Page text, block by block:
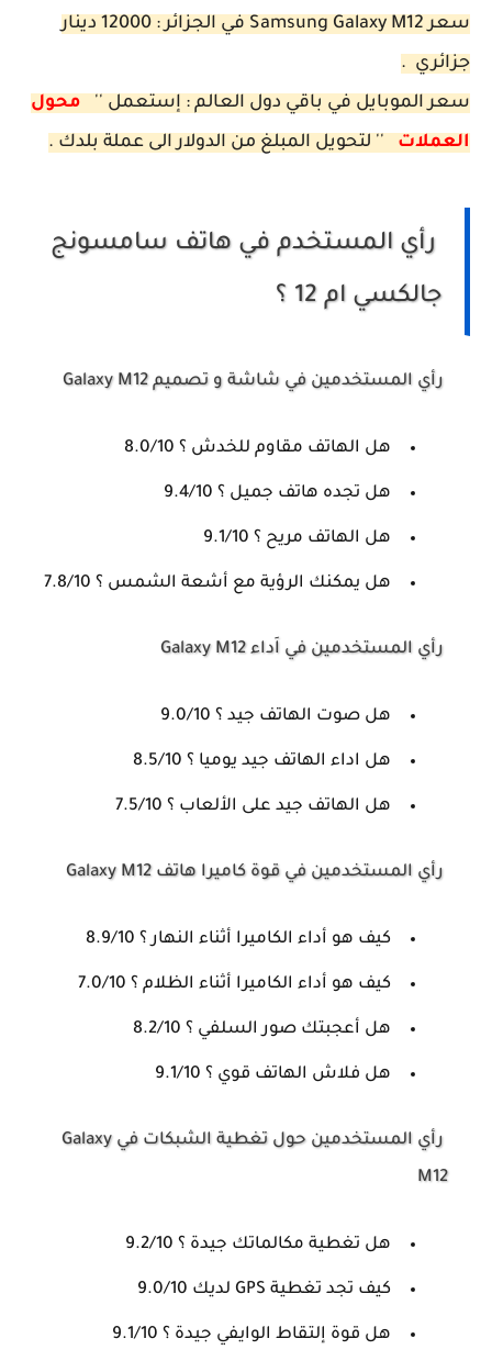
سعر Samsung Galaxy M12 في الجزائر : 12000 دينار
جزائري .
سعر الموبايل في باقي دول العالم : إستعمل '' محول
العملات
'' لتحويل المبلغ من الدولار الى عملة بلدك .
رأي المستخدم في هاتف سامسونج
جالكسي ام 12 ؟
رأي المستخدمين في شاشة و تصميم Galaxy M12
هل الهاتف مقاوم للخدش ؟ 8.0/10
هل تجده هاتف جميل ؟ 9.4/10
هل الهاتف مريح ؟ 9.1/10
هل يمكنك الرؤية مع أشعة الشمس ؟ 7.8/10
رأي المستخدمين في اَداء Galaxy M12
هل صوت الهاتف جيد ؟ 9.0/10
هل اداء الهاتف جيد يوميا ؟ 8.5/10
هل الهاتف جيد على الألعاب ؟ 7.5/10
رأي المستخدمين في قوة كاميرا هاتف Galaxy M12
كيف هو أداء الكاميرا أثناء النهار ؟ 8.9/10
كيف هو أداء الكاميرا أثناء الظلام ؟ 7.0/10
هل أعجبتك صور السلفي ؟ 8.2/10
هل فلاش الهاتف قوي ؟ 9.1/10
رأي المستخدمين حول تغطية الشبكات في Galaxy
M12
هل تغطية مكالماتك جيدة ؟ 9.2/10
كيف تجد تغطية GPS لديك 9.0/10
هل قوة إلتقاط الوايفي جيدة ؟ 9.1/10